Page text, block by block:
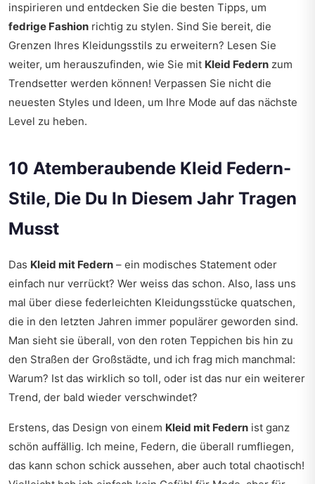
inspirieren und entdecken Sie die besten Tipps, um
fedrige Fashion richtig zu stylen. Sind Sie bereit, die
Grenzen Ihres Kleidungsstils zu erweitern? Lesen Sie
weiter, um herauszufinden, wie Sie mit Kleid Federn zum
Trendsetter werden können! Verpassen Sie nicht die
neuesten Styles und Ideen, um Ihre Mode auf das nächste
Level zu heben.
10 Atemberaubende Kleid Federn-
Stile, Die Du In Diesem Jahr Tragen
Musst
Das Kleid mit Federn – ein modisches Statement oder
einfach nur verrückt? Wer weiss das schon. Also, lass uns
mal über diese federleichten Kleidungsstücke quatschen,
die in den letzten Jahren immer populärer geworden sind.
Man sieht sie überall, von den roten Teppichen bis hin zu
den Straßen der Großstädte, und ich frag mich manchmal:
Warum? Ist das wirklich so toll, oder ist das nur ein weiterer
Trend, der bald wieder verschwindet?
Erstens, das Design von einem Kleid mit Federn ist ganz
schön auffällig. Ich meine, Federn, die überall rumfliegen,
das kann schon schick aussehen, aber auch total chaotisch!